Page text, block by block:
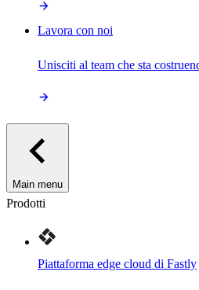
Lavora con noi
Unisciti al team che sta
Main menu
Prodotti
Piattaforma edge cloud di Fastly